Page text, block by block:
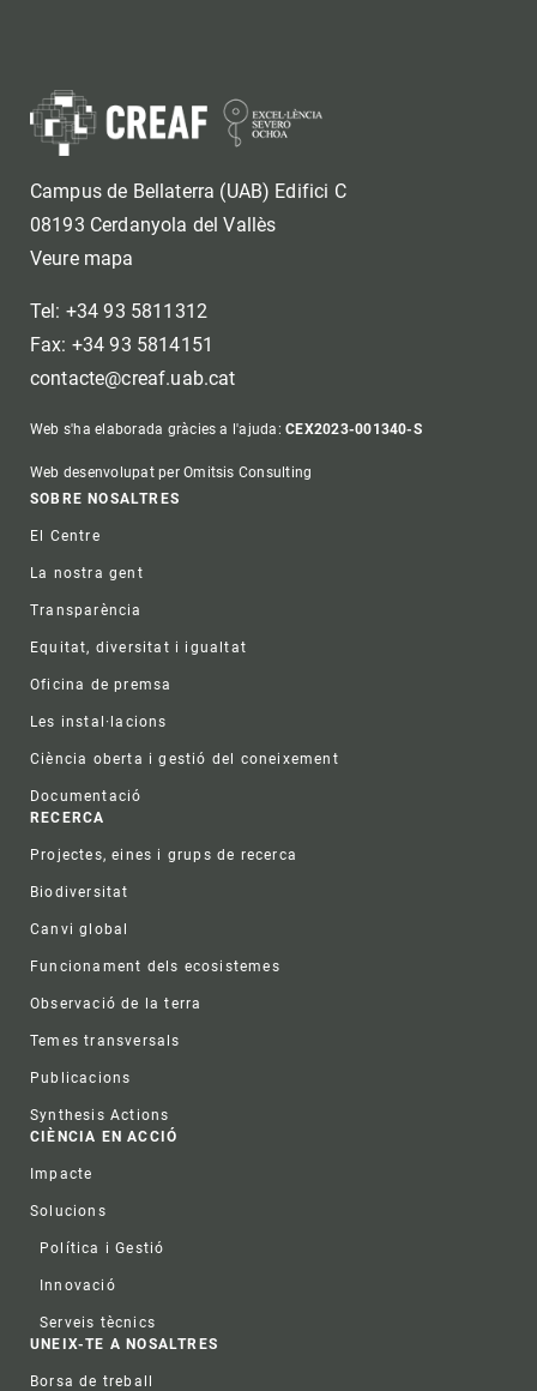
Campus de Bellaterra (UAB) Edifici C
08193 Cerdanyola del Vallès
Veure mapa
Tel: +34 93 5811312
Fax: +34 93 5814151
contacte@creaf.uab.cat
Web s'ha elaborada gràcies a l'ajuda:CEX2023-001340-S
Web desenvolupat per Omitsis Consulting
Footer
SOBRE NOSALTRES
El Centre
La nostra gent
Transparència
Equitat, diversitat i igualtat
Oficina de premsa
Les instal·lacions
Ciència oberta i gestió del coneixement
Documentació
RECERCA
Projectes, eines i grups de recerca
Biodiversitat
Canvi global
Funcionament dels ecosistemes
Observació de la terra
Temes transversals
Publicacions
Synthesis Actions
CIÈNCIA EN ACCIÓ
Impacte
Solucions
Política i Gestió
Innovació
Serveis tècnics
UNEIX-TE A NOSALTRES
Borsa de treball